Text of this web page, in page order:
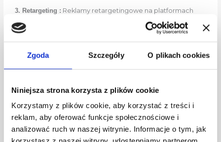
Zgoda Szczegóły O plikach cookies
Niniejsza strona korzysta z plików cookie
Korzystamy z plików cookie, aby korzystać z treści i
reklam, aby oferować funkcje społecznościowe i
analizować ruch w naszej witrynie. Informacje o tym, jak
3. Retargeting : Reklamy retargetingowe na platformach
takich jak Facebook, Instagram, Google czy YouTube mogą
przypomnieć klientowi o produktach, które dodał do
koszyka.
4. Wiadomości SMS:
Ze względu na wysoki współczynnik
otwarć, SMS-y mogą być skutecznym narzędziem w
wcześniejszych e-maili.